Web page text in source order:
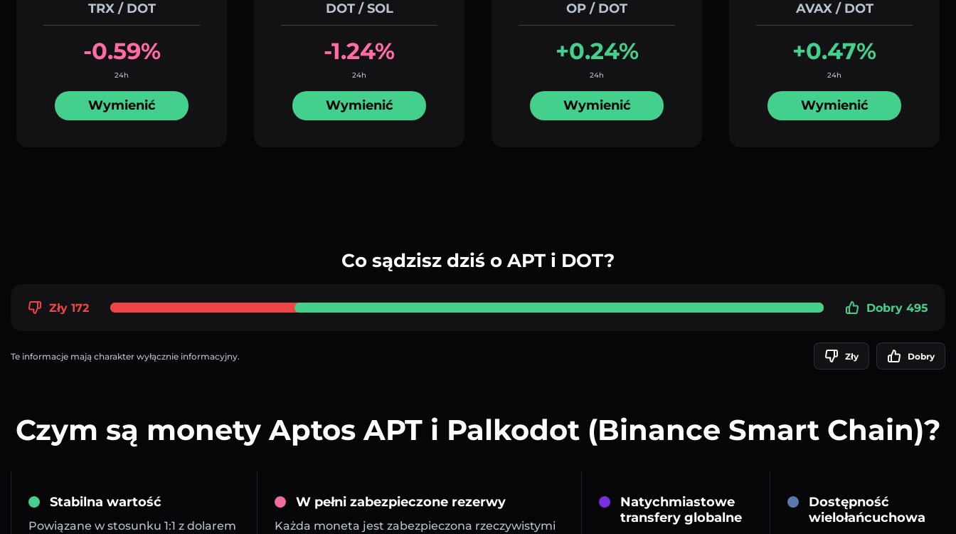
TRX / DOT
-0.59%
24h
Wymienić
DOT / SOL
-1.24%
24h
Wymienić
OP / DOT
+0.24%
24h
Wymienić
AVAX / DOT
+0.47%
24h
Wymienić
Co sądzisz dziś o APT i DOT?
Zły 172 Dobry 495
Te informacje mają charakter wyłącznie informacyjny. Zły Dobry
Czym są monety Aptos APT i Palkodot (Binance Smart Chain)?
Stabilna wartość
Powiązane w stosunku 1:1 z dolarem
W pełni zabezpieczone rezerwy
Każda moneta jest zabezpieczona rzeczywistymi
Natychmiastowe
transfery globalne
Dostępność
wielołańcuchowa